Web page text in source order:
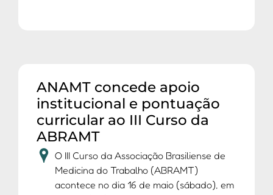
ANAMT concede apoio
institucional e pontuação
curricular ao III Curso da
ABRAMT
O III Curso da Associação Brasiliense de
Medicina do Trabalho (ABRAMT)
acontece no dia 16 de maio (sábado), em